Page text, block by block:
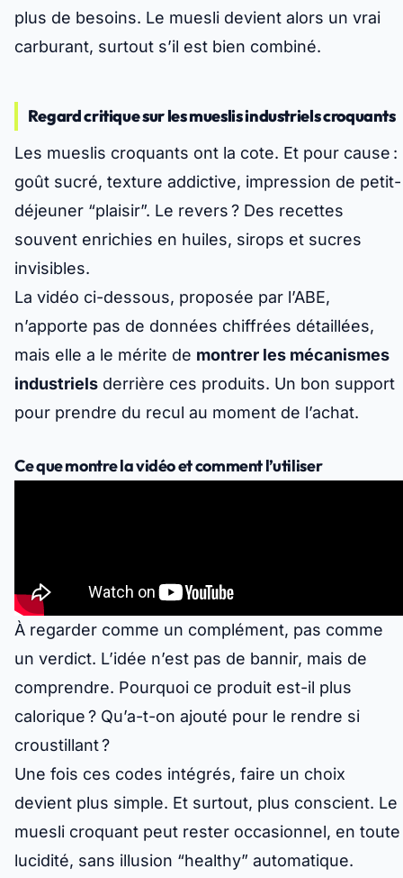
plus de besoins. Le muesli devient alors un vrai
carburant, surtout s’il est bien combiné.
Regard critique sur les mueslis industriels croquants
Les mueslis croquants ont la cote. Et pour cause :
goût sucré, texture addictive, impression de petit-
déjeuner “plaisir”. Le revers ? Des recettes
souvent enrichies en huiles, sirops et sucres
invisibles.
La vidéo ci-dessous, proposée par l’ABE,
n’apporte pas de données chiffrées détaillées,
mais elle a le mérite de montrer les mécanismes
industriels derrière ces produits. Un bon support
pour prendre du recul au moment de l’achat.
Ce que montre la vidéo et comment l’utiliser
À regarder comme un complément, pas comme
un verdict. L’idée n’est pas de bannir, mais de
comprendre. Pourquoi ce produit est-il plus
calorique ? Qu’a-t-on ajouté pour le rendre si
croustillant ?
Une fois ces codes intégrés, faire un choix
devient plus simple. Et surtout, plus conscient. Le
muesli croquant peut rester occasionnel, en toute
lucidité, sans illusion “healthy” automatique.